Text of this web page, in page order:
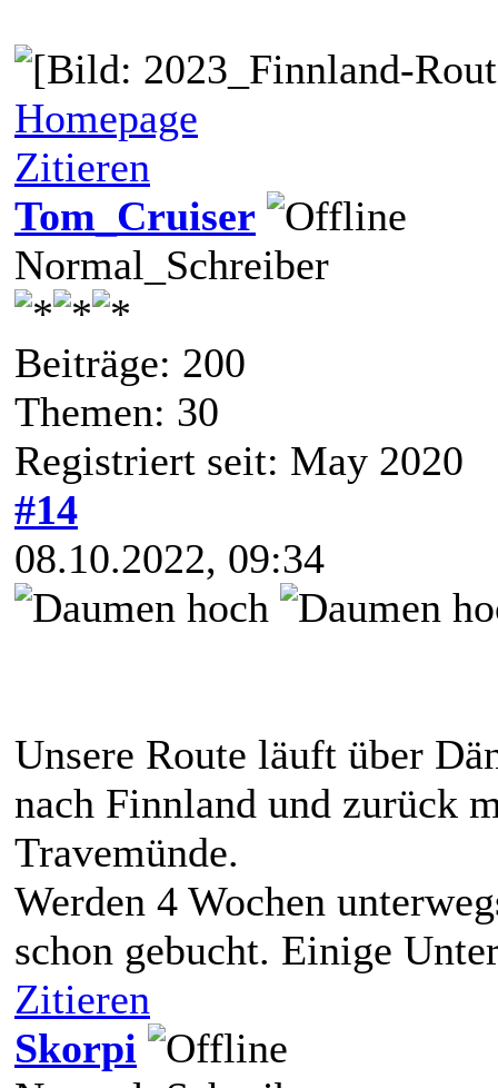
Homepage
Zitieren
Tom_Cruiser
Normal_Schreiber
Beiträge: 200
Themen: 30
Registriert seit: May 2020
#14
08.10.2022, 09:34
Unsere Route läuft über
nach Finnland und zurück
Travemünde.
Werden 4 Wochen
schon gebucht. Einige
Zitieren
Skorpi